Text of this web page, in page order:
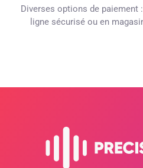
Diverses options de paiement
ligne sécurisé ou en